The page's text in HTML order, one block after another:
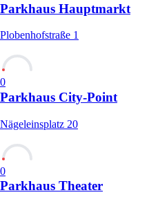
Parkhaus Hauptmarkt
Plobenhofstraße 1
0
Parkhaus City-Point
Nägeleinsplatz 20
0
Parkhaus Theater